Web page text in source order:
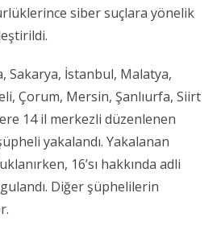
siber suçlara yönelik
Sakarya, İstanbul, Malatya,
Çorum, Mersin, Şanlıurfa, Siirt
14 il merkezli düzenlenen
yakalandı. Yakalanan
16’sı hakkında adli
Diğer şüphelilerin